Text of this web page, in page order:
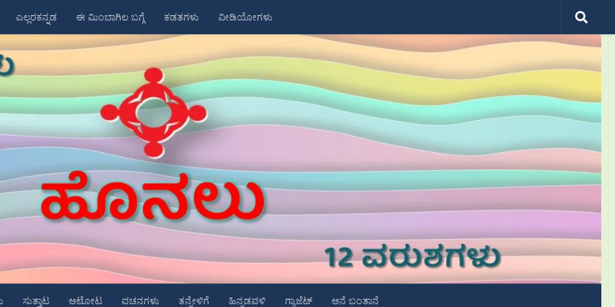
ಎಲ್ಲರಕನ್ನಡ ಈ ಮಿಂಬಾಗಿಲ ಬಗ್ಗೆ ಕಡತಗಳು ವೀಡಿಯೋಗಳು
ಸುತ್ತಾಟ ಆಟೋಟ ವಚನಗಳು ತನ್ನೇಳಿಗೆ ಹಿನ್ನಡವಳಿ ಗ್ಯಾಜೆಟ್ ಆನೆ ಬಂತಾನೆ